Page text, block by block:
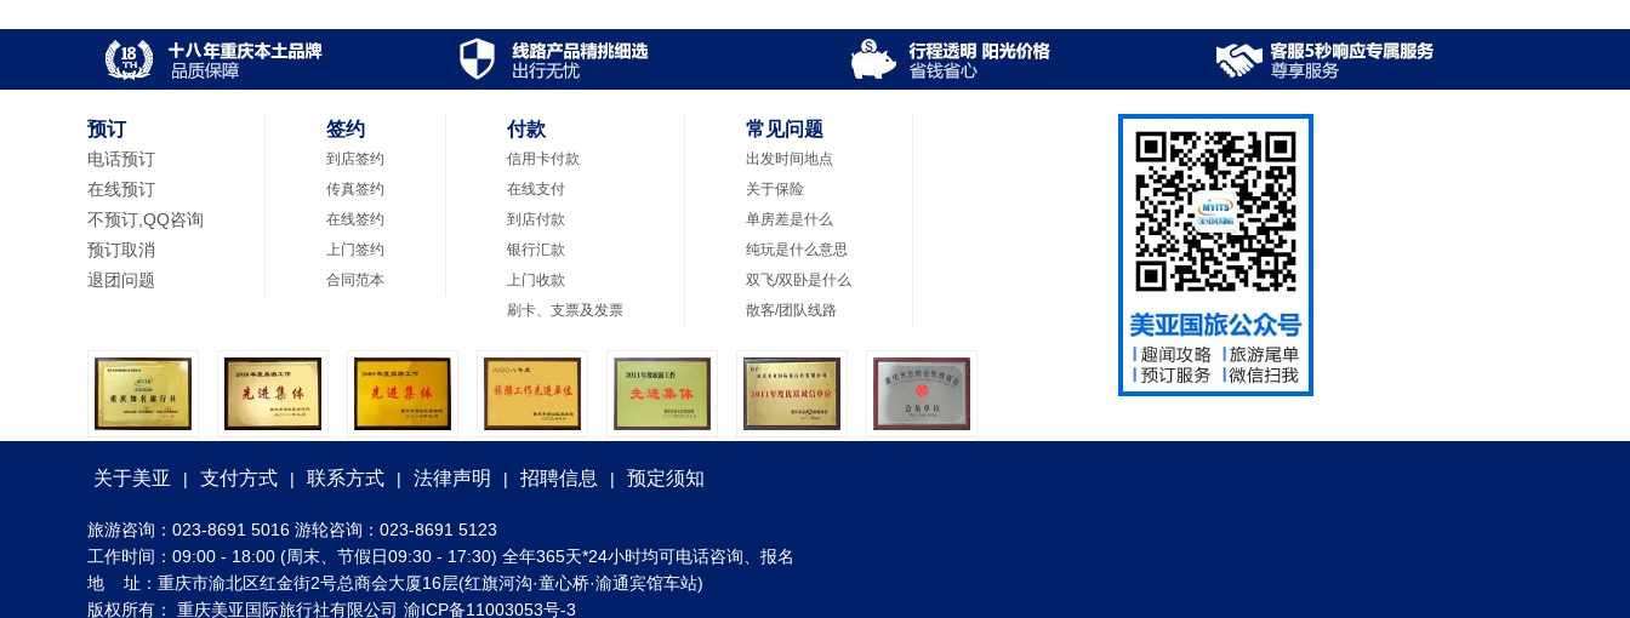
预订
电话预订
在线预订
不预订,QQ咨询
预订取消
退团问题
签约
到店签约
传真签约
在线签约
上门签约
合同范本
付款
信用卡付款
在线支付
到店付款
银行汇款
上门收款
刷卡、支票及发票
常见问题
出发时间地点
关于保险
单房差是什么
纯玩是什么意思
双飞/双卧是什么
散客/团队线路
关于美亚 | 支付方式 | 联系方式 | 法律声明 | 招聘信息 | 预定须知
旅游咨询：023-8691 5016 游轮咨询：023-8691 5123
工作时间：09:00 - 18:00 (周末、节假日09:30 - 17:30) 全年365天*24小时均可电话咨询、报名
地 址：重庆市渝北区红金街2号总商会大厦16层(红旗河沟·童心桥·渝通宾馆车站)
版权所有： 重庆美亚国际旅行社有限公司 渝ICP备11003053号-3